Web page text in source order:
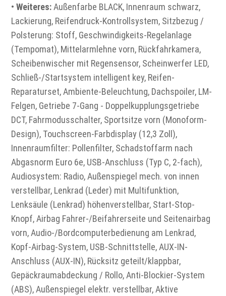
•Weiteres: Außenfarbe BLACK, Innenraum schwarz,
Lackierung, Reifendruck-Kontrollsystem, Sitzbezug /
Polsterung: Stoff, Geschwindigkeits-Regelanlage
(Tempomat), Mittelarmlehne vorn, Rückfahrkamera,
Scheibenwischer mit Regensensor, Scheinwerfer LED,
Schließ-/Startsystem intelligent key, Reifen-
Reparaturset, Ambiente-Beleuchtung, Dachspoiler, LM-
Felgen, Getriebe 7-Gang - Doppelkupplungsgetriebe
DCT, Fahrmodusschalter, Sportsitze vorn (Monoform-
Design), Touchscreen-Farbdisplay (12,3 Zoll),
Innenraumfilter: Pollenfilter, Schadstoffarm nach
Abgasnorm Euro 6e, USB-Anschluss (Typ C, 2-fach),
Audiosystem: Radio, Außenspiegel mech. von innen
verstellbar, Lenkrad (Leder) mit Multifunktion,
Lenksäule (Lenkrad) höhenverstellbar, Start-Stop-
Knopf, Airbag Fahrer-/Beifahrerseite und Seitenairbag
vorn, Audio-/Bordcomputerbedienung am Lenkrad,
Kopf-Airbag-System, USB-Schnittstelle, AUX-IN-
Anschluss (AUX-IN), Rücksitz geteilt/klappbar,
Gepäckraumabdeckung / Rollo, Anti-Blockier-System
(ABS), Außenspiegel elektr. verstellbar, Aktive